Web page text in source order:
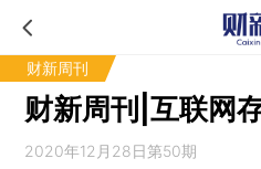
财新周刊
财新周刊|互联网
2020年12月28日第50期